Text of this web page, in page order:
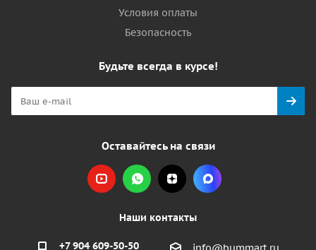
Условия оплаты
Безопасность
Будьте всегда в курсе!
Оставайтесь на связи
Наши контакты
+7 904 609-50-50